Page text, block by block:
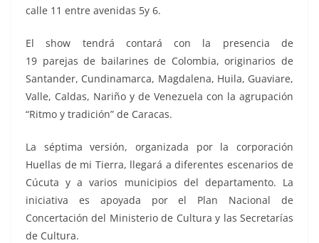
calle 11 entre avenidas 5y 6.
El show tendrá contará con la presencia de
19 parejas de bailarines de Colombia, originarios de
Santander, Cundinamarca, Magdalena, Huila, Guaviare,
Valle, Caldas, Nariño y de Venezuela con la agrupación
“Ritmo y tradición” de Caracas.
La séptima versión, organizada por la corporación
Huellas de mi Tierra, llegará a diferentes escenarios de
Cúcuta y a varios municipios del departamento. La
iniciativa es apoyada por el Plan Nacional de
Concertación del Ministerio de Cultura y las Secretarías
de Cultura.